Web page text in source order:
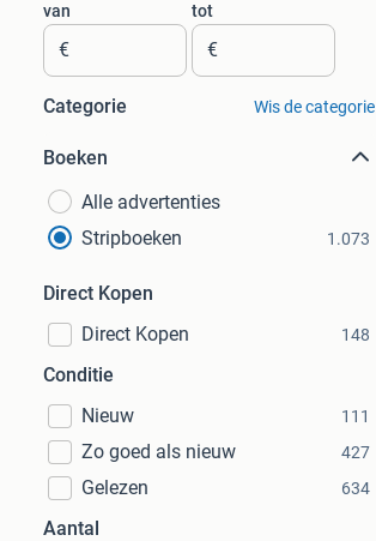
van
€
tot
€
Categorie Wis de categorie
Boeken
Alle advertenties
Stripboeken
1.073
Direct Kopen
Direct Kopen
148
Conditie
Nieuw
111
Zo goed als nieuw 427
Gelezen 634
Aantal